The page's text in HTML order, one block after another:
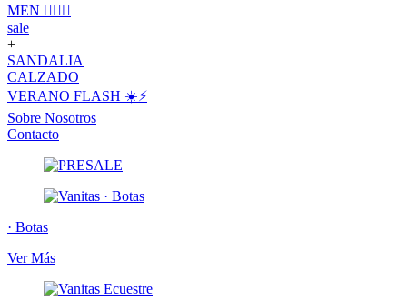
MEN 🙋🏽‍♂️
sale
+
SANDALIA
CALZADO
VERANO FLASH ☀️⚡️
Sobre Nosotros
Contacto
· Botas
Ver Más